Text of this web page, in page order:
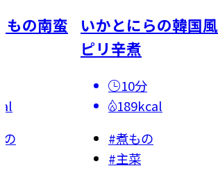
の韓国風
もやしと油揚げのめ
んつゆ煮
5分
112kcal
#煮もの
#副菜